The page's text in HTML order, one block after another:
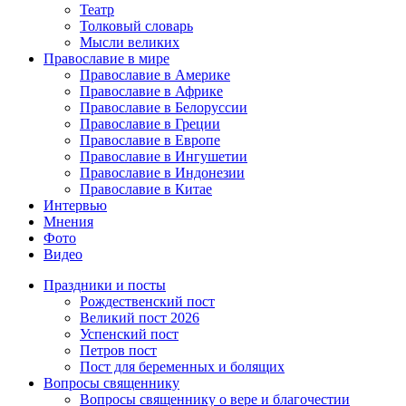
Театр
Толковый словарь
Мысли великих
Православие в мире
Православие в Америке
Православие в Африке
Православие в Белоруссии
Православие в Греции
Православие в Европе
Православие в Ингушетии
Православие в Индонезии
Православие в Китае
Интервью
Мнения
Фото
Видео
Праздники и посты
Рождественский пост
Великий пост 2026
Успенский пост
Петров пост
Пост для беременных и болящих
Вопросы священнику
Вопросы священнику о вере и благочестии